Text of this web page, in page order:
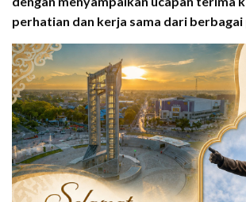
perhatian dan kerja sama dari berbagai